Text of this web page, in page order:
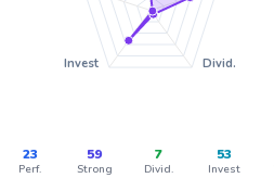
Divid.
Invest
23
Perf.
59
Strong
7
Divid.
53
Invest